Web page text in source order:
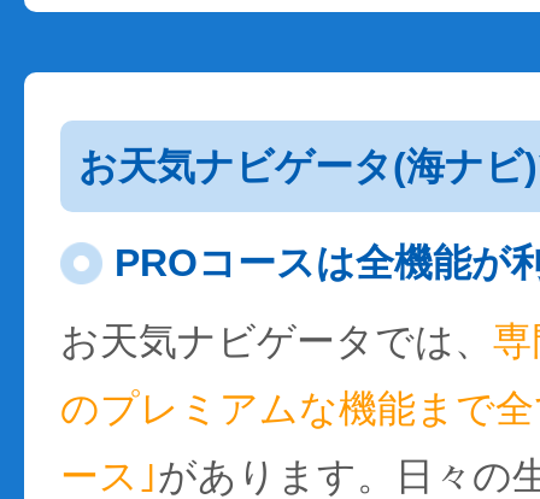
お天気ナビゲータ(海ナビ
PROコースは全機能が
お天気ナビゲータでは、
のプレミアムな機能まで
ース｣があります。日々の